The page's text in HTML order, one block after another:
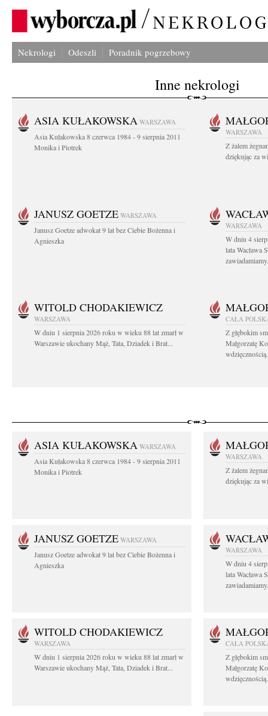
Nekrologi Odeszli Poradnik pogrzebowy
Inne nekrologi
ASIA KUŁAKOWSKA WARSZAWA
Asia Kułakowska 8 czerwca 1984 - 9 sierpnia 2011
Monika i Piotrek
WARSZAWA
Z żalem
dziękując za
JANUSZ GOETZE WARSZAWA
Janusz Goetze adwokat 9 lat bez Ciebie Bożenna i
Agnieszka
WARSZAWA
W dniu 4
lata Wacława
WITOLD CHODAKIEWICZ
WARSZAWA
W dniu 1 sierpnia 2026 roku w wieku 88 lat zmarł w
Warszawie ukochany Mąż, Tata, Dziadek i Brat...
CAŁA
Z głębokim
Małgorzatę
ASIA KUŁAKOWSKA WARSZAWA
Asia Kułakowska 8 czerwca 1984 - 9 sierpnia 2011
Monika i Piotrek
WARSZAWA
Z żalem
dziękując za
JANUSZ GOETZE WARSZAWA
Janusz Goetze adwokat 9 lat bez Ciebie Bożenna i
Agnieszka
WARSZAWA
W dniu 4
lata Wacława
WITOLD CHODAKIEWICZ
WARSZAWA
W dniu 1 sierpnia 2026 roku w wieku 88 lat zmarł w
Warszawie ukochany Mąż, Tata, Dziadek i Brat...
CAŁA
Z głębokim
Małgorzatę